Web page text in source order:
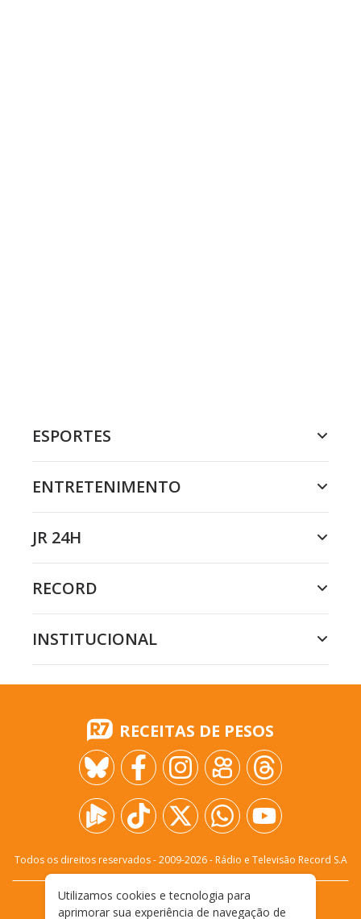
ESPORTES
ENTRETENIMENTO
JR 24H
RECORD
INSTITUCIONAL
RECEITAS DE PESOS
Todos os direitos reservados - 2009-2026- Rádio e Televisão Record S.A
FALE CONOSCO
PRIVACIDADE
Utilizamos cookies e tecnologia para
aprimorar sua experiência de navegação de